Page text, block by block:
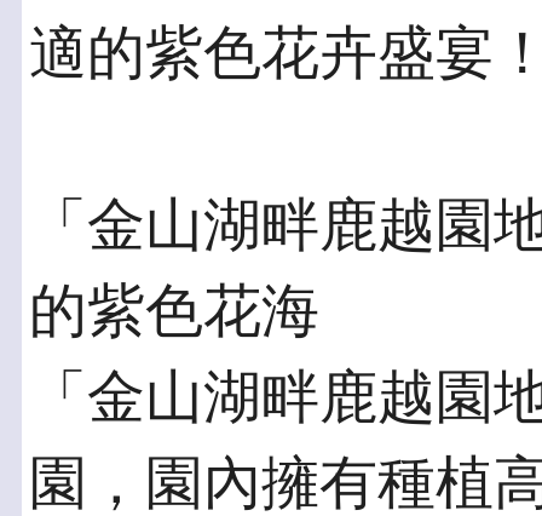
適的紫色花卉盛宴
「金山湖畔鹿越園
的紫色花海
「金山湖畔鹿越園
園，園內擁有種植